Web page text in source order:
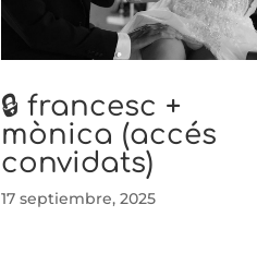
🔒 francesc +
mònica (accés
convidats)
17 septiembre, 2025